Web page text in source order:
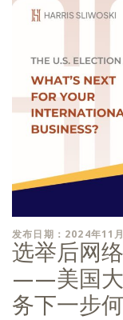
发布日期：2024年11
选举后网
——美国大
务下一步